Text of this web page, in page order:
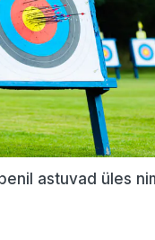
astuvad üles